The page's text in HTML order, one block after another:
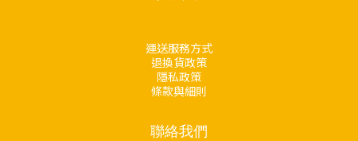
運送服務方式
退換貨政策
隱私政策
條款與細則
聯絡我們